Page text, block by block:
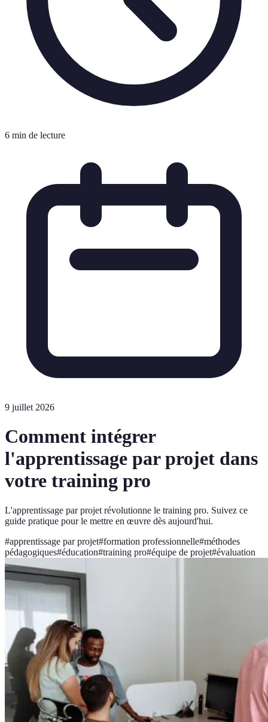
6 min de lecture
9 juillet 2026
Comment intégrer
l'apprentissage par projet dans
votre training pro
L'apprentissage par projet révolutionne le training pro. Suivez ce
guide pratique pour le mettre en œuvre dès aujourd'hui.
#apprentissage par projet#formation professionnelle#méthodes
pédagogiques#éducation#training pro#équipe de projet#évaluation